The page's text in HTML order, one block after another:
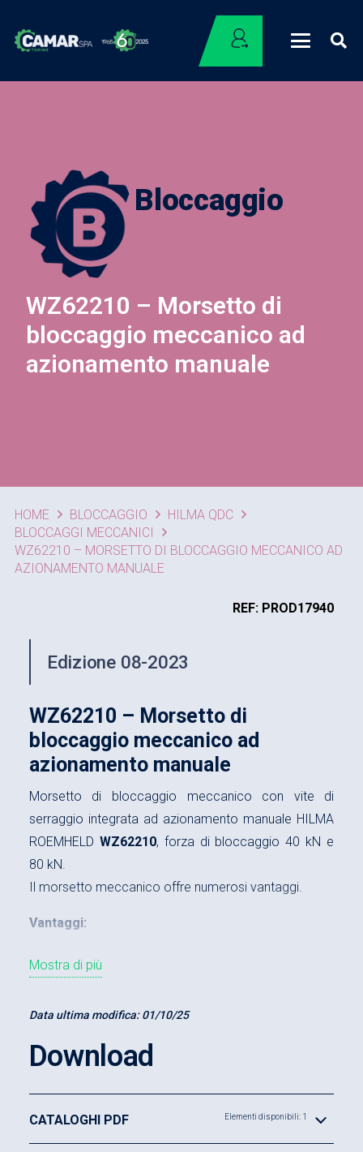
Bloccaggio
WZ62210 – Morsetto di
bloccaggio meccanico ad
azionamento manuale
HOME BLOCCAGGIO
HILMA QDC
BLOCCAGGI MECCANICI
WZ62210 – MORSETTO DI BLOCCAGGIO MECCANICO AD
AZIONAMENTO MANUALE
Edizione 08-2023
REF: PROD17940
WZ62210 – Morsetto di
bloccaggio meccanico ad
azionamento manuale
Morsetto di bloccaggio meccanico con vite di
serraggio integrata ad azionamento manuale HILMA
ROEMHELD WZ62210, forza di bloccaggio 40 kN e
80 kN.
Il morsetto meccanico offre numerosi vantaggi.
Vantaggi:
Facilità di allestimento a posteriori
250°C
Struttura compatta
Facilità di impiego
Elevata forza di bloccaggio con coppia di
serraggio ridotta
Mostra di più
Data ultima modifica:01/10/25
Download
CATALOGHI PDF Elementi disponibili: 1